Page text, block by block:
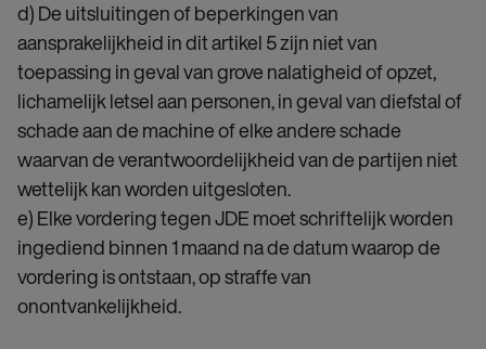
d) De uitsluitingen of beperkingen van
aansprakelijkheid in dit artikel 5 zijn niet van
toepassing in geval van grove nalatigheid of opzet,
lichamelijk letsel aan personen, in geval van diefstal of
schade aan de machine of elke andere schade
waarvan de verantwoordelijkheid van de partijen niet
wettelijk kan worden uitgesloten.
e) Elke vordering tegen JDE moet schriftelijk worden
ingediend binnen 1 maand na de datum waarop de
vordering is ontstaan, op straffe van
onontvankelijkheid.